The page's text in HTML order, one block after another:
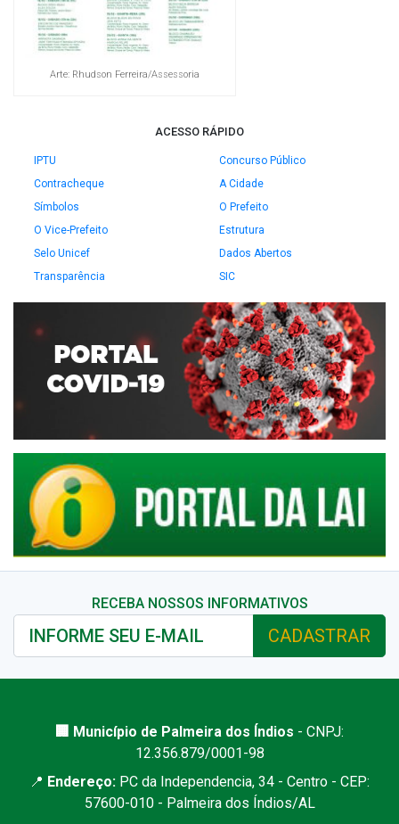
Arte: Rhudson Ferreira/Assessoria
ACESSO RÁPIDO
IPTU
Concurso Público
Contracheque
A Cidade
Símbolos
O Prefeito
O Vice-Prefeito
Estrutura
Selo Unicef
Dados Abertos
Transparência
SIC
RECEBA NOSSOS INFORMATIVOS
CADASTRAR
🏢 Município de Palmeira dos Índios - CNPJ:
12.356.879/0001-98
📍 Endereço: PC da Independencia, 34 - Centro - CEP:
57600-010 - Palmeira dos Índios/AL